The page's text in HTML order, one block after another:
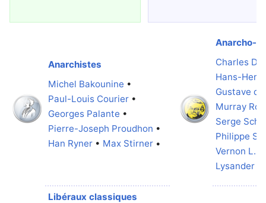
Anarchistes
Michel Bakounine •
Paul-Louis Courier •
Georges Palante •
Pierre-Joseph Proudhon •
Han Ryner • Max Stirner •
Anarcho-
Charles
Hans-
Gustave
Murray
Serge
Philippe
Vernon L.
Lysander
Libéraux classiques